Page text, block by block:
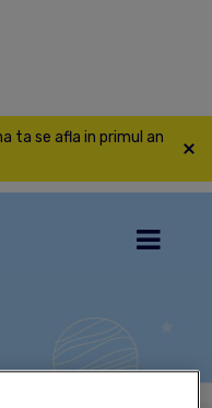
ta se afla in primul an